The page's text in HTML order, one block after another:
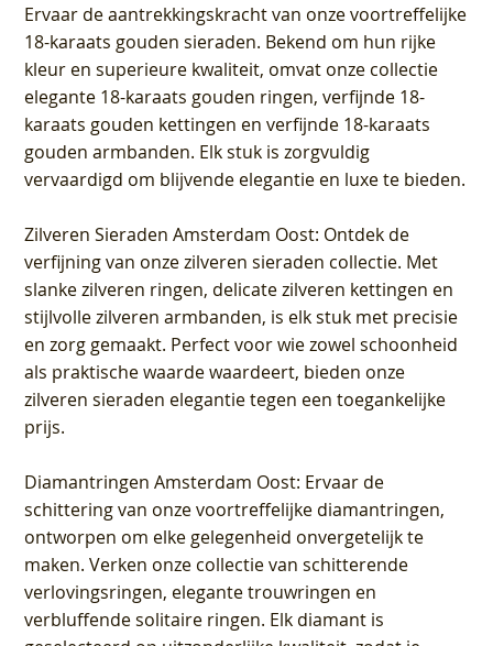
Ervaar de aantrekkingskracht van onze voortreffelijke
18-karaats gouden sieraden. Bekend om hun rijke
kleur en superieure kwaliteit, omvat onze collectie
elegante 18-karaats gouden ringen, verfijnde 18-
karaats gouden kettingen en verfijnde 18-karaats
gouden armbanden. Elk stuk is zorgvuldig
vervaardigd om blijvende elegantie en luxe te bieden.
Zilveren Sieraden Amsterdam Oost: Ontdek de
verfijning van onze zilveren sieraden collectie. Met
slanke zilveren ringen, delicate zilveren kettingen en
stijlvolle zilveren armbanden, is elk stuk met precisie
en zorg gemaakt. Perfect voor wie zowel schoonheid
als praktische waarde waardeert, bieden onze
zilveren sieraden elegantie tegen een toegankelijke
prijs.
Diamantringen Amsterdam Oost: Ervaar de
schittering van onze voortreffelijke diamantringen,
ontworpen om elke gelegenheid onvergetelijk te
maken. Verken onze collectie van schitterende
verlovingsringen, elegante trouwringen en
verbluffende solitaire ringen. Elk diamant is